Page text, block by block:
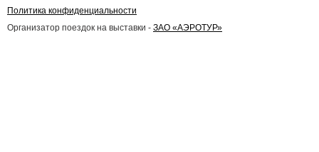
Политика конфиденциальности
Организатор поездок на выставки - ЗАО «АЭРОТУР»